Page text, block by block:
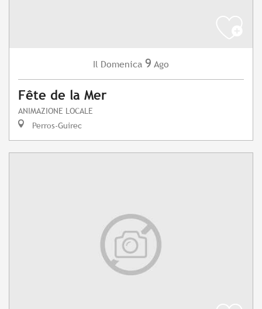
Il Domenica 9 Ago
Fête de la Mer
ANIMAZIONE LOCALE
Perros-Guirec